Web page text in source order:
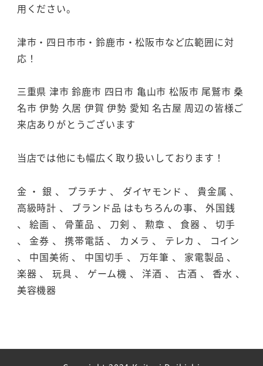
用ください。
津市・四日市市・鈴鹿市・松阪市など広範囲に対
応！
三重県 津市 鈴鹿市 四日市 亀山市 松阪市 尾鷲市 桑
名市 伊勢 久居 伊賀 伊勢 愛知 名古屋 周辺の皆様ご
来店ありがとうございます
当店では他にも幅広く取り扱いしております！
金 ・ 銀 、 プラチナ 、 ダイヤモンド 、 貴金属 、
高級時計 、 ブランド品 はもちろんの事、 外国銭
、 絵画 、 骨董品 、 刀剣 、 勲章 、 食器 、 切手
、 金券 、 携帯電話 、 カメラ 、 テレカ 、 コイン
、 中国美術 、 中国切手 、 万年筆 、 家電製品 、
楽器 、 玩具 、 ゲーム機 、 洋酒 、 古酒 、 香水 、
美容機器